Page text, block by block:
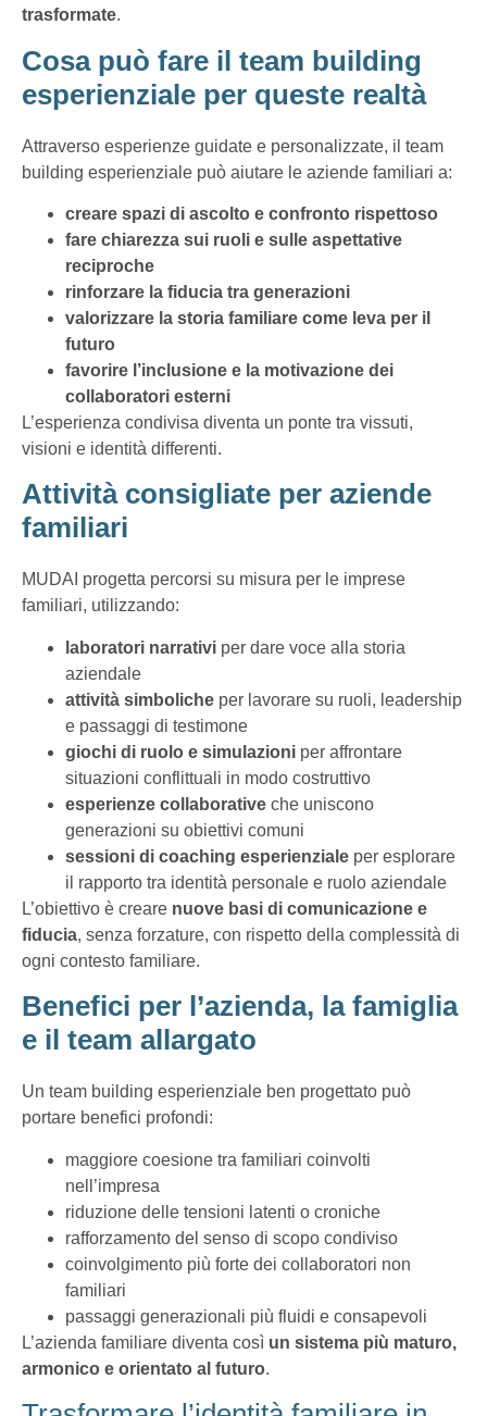
trasformate.
Cosa può fare il team building
esperienziale per queste realtà
Attraverso esperienze guidate e personalizzate, il team
building esperienziale può aiutare le aziende familiari a:
creare spazi di ascolto e confronto rispettoso
fare chiarezza sui ruoli e sulle aspettative
reciproche
rinforzare la fiducia tra generazioni
valorizzare la storia familiare come leva per il
futuro
favorire l’inclusione e la motivazione dei
collaboratori esterni
L’esperienza condivisa diventa un ponte tra vissuti,
visioni e identità differenti.
Attività consigliate per aziende
familiari
MUDAI progetta percorsi su misura per le imprese
familiari, utilizzando:
laboratori narrativi per dare voce alla storia
aziendale
attività simboliche per lavorare su ruoli, leadership
e passaggi di testimone
giochi di ruolo e simulazioni per affrontare
situazioni conflittuali in modo costruttivo
esperienze collaborative che uniscono
generazioni su obiettivi comuni
sessioni di coaching esperienziale per esplorare
il rapporto tra identità personale e ruolo aziendale
L’obiettivo è creare nuove basi di comunicazione e
fiducia, senza forzature, con rispetto della complessità di
ogni contesto familiare.
Benefici per l’azienda, la famiglia
e il team allargato
Un team building esperienziale ben progettato può
portare benefici profondi:
maggiore coesione tra familiari coinvolti
nell’impresa
riduzione delle tensioni latenti o croniche
rafforzamento del senso di scopo condiviso
coinvolgimento più forte dei collaboratori non
familiari
passaggi generazionali più fluidi e consapevoli
L’azienda familiare diventa così un sistema più maturo,
armonico e orientato al futuro.